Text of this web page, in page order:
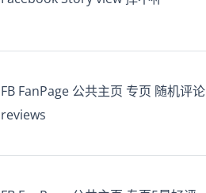
FB FanPage 公共主页 专页 随机评论
reviews